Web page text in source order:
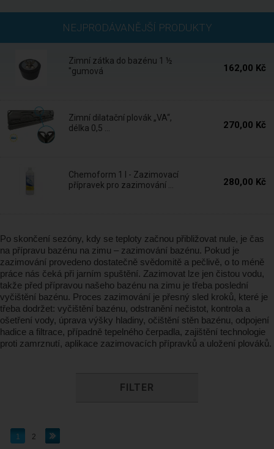
NEJPRODÁVANĚJŠÍ PRODUKTY
Zimní zátka do bazénu 1 ½
"gumová
162,00 Kč
Zimní dilatační plovák „VA“,
délka 0,5 ...
270,00 Kč
Chemoform 1 l - Zazimovací
přípravek pro zazimování ...
280,00 Kč
Po skončení sezóny, kdy se teploty začnou přibližovat nule, je čas
na přípravu bazénu na zimu – zazimování bazénu. Pokud je
zazimování provedeno dostatečně svědomitě a pečlivě, o to méně
práce nás čeká při jarním spuštění. Zazimovat lze jen čistou vodu,
takže před přípravou našeho bazénu na zimu je třeba poslední
vyčištění bazénu. Proces zazimování je přesný sled kroků, které je
třeba dodržet: vyčištění bazénu, odstranění nečistot, kontrola a
ošetření vody, úprava výšky hladiny, očištění stěn bazénu, odpojení
hadice a filtrace, případně tepelného čerpadla, zajištění technologie
proti zamrznutí, aplikace zazimovacích přípravků a uložení plováků.
FILTER
1 2